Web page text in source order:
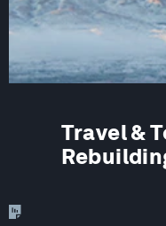
Travel &